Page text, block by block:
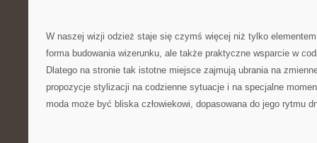
W naszej wizji odzież staje się czymś więcej niż tylko
forma budowania wizerunku, ale także praktyczne wsparcie w
Dlatego na stronie tak istotne miejsce zajmują ubrania na
propozycje stylizacji na codzienne sytuacje i na specjalne
moda może być bliska człowiekowi, dopasowana do jego rytmu